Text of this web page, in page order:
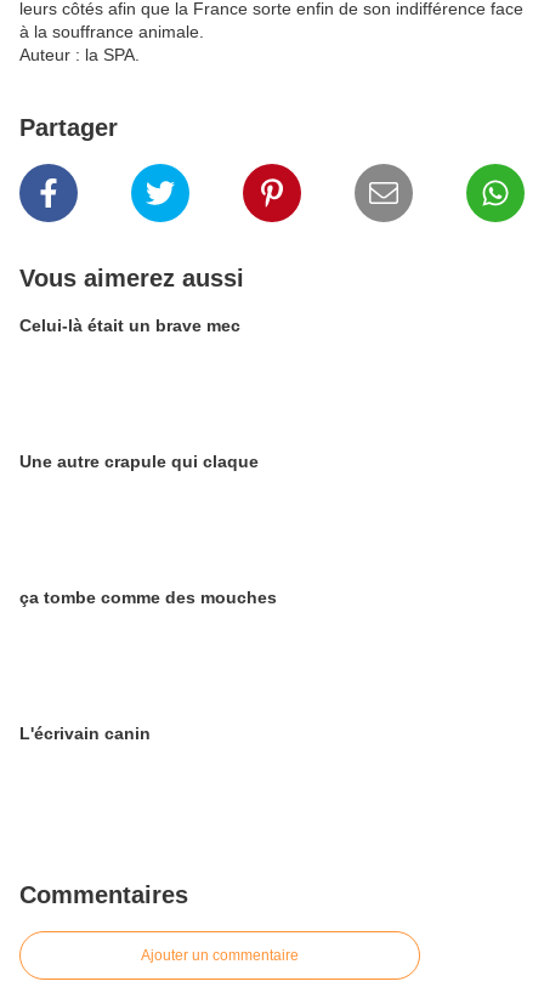
leurs côtés afin que la France sorte enfin de son indifférence face
à la souffrance animale.
Auteur : la SPA.
Partager
Vous aimerez aussi
Celui-là était un brave mec
Une autre crapule qui claque
ça tombe comme des mouches
L'écrivain canin
Commentaires
Ajouter un commentaire